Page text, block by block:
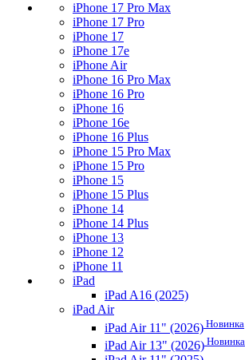
iPhone 17 Pro Max
iPhone 17 Pro
iPhone 17
iPhone 17e
iPhone Air
iPhone 16 Pro Max
iPhone 16 Pro
iPhone 16
iPhone 16e
iPhone 16 Plus
iPhone 15 Pro Max
iPhone 15 Pro
iPhone 15
iPhone 15 Plus
iPhone 14
iPhone 14 Plus
iPhone 13
iPhone 12
iPhone 11
iPad
iPad A16 (2025)
iPad Air
iPad Air 11" (2026) Новинка
iPad Air 13" (2026) Новинка